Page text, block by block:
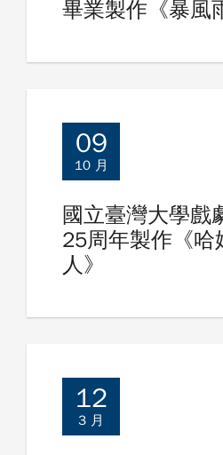
畢業製作《暴風
09
10 月
國立臺灣大學戲
25周年製作《哈
人》
12
3 月